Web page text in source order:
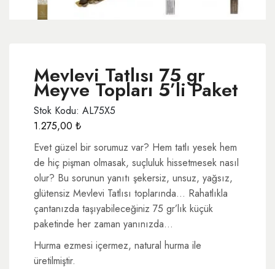
MevIevi Tatlısı 75 gr
Meyve Topları 5’li Paket
Stok Kodu: AL75X5
1.275,00 ₺
Evet güzel bir sorumuz var? Hem tatlı yesek hem
de hiç pişman olmasak, suçluluk hissetmesek nasıl
olur? Bu sorunun yanıtı şekersiz, unsuz, yağsız,
glütensiz Mevlevi Tatlısı toplarında… Rahatlıkla
çantanızda taşıyabileceğiniz 75 gr’lık küçük
paketinde her zaman yanınızda…
Hurma ezmesi içermez, natural hurma ile
üretilmiştir.